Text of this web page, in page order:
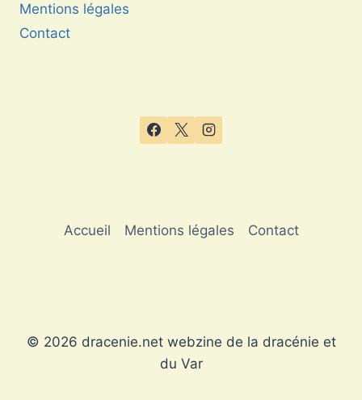
Mentions légales
Contact
Accueil Mentions légales Contact
© 2026 dracenie.net webzine de la dracénie et
du Var